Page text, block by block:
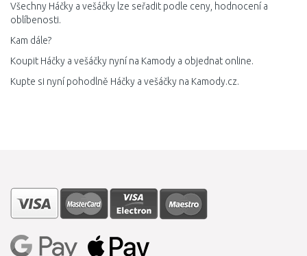
Všechny Háčky a vešáčky lze seřadit podle ceny, hodnocení a
oblíbenosti.
Kam dále?
Koupit Háčky a vešáčky nyní na Kamody a objednat online.
Kupte si nyní pohodlně Háčky a vešáčky na Kamody.cz.